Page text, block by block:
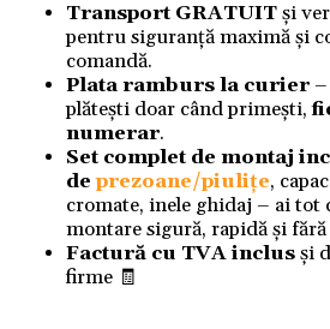
Transport GRATUITși
pentru siguranță maximă și
comandă.
Plata ramburs la curier–
plătești doar când primești,
numerar.
Set complet de montaj
deprezoane/piulițe,
cromate, inele ghidaj – ai
montare sigură, rapidă și
Factură cu TVA inclusși
firme 🧾